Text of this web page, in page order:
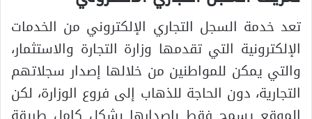
تعد خدمة السجل التجاري الإلكتروني من الخدمات
الإلكترونية التي تقدمها وزارة التجارة والاستثمار،
والتي يمكن للمواطنين من خلالها إصدار سجلاتهم
التجارية، دون الحاجة للذهاب إلى فروع الوزارة، لكن